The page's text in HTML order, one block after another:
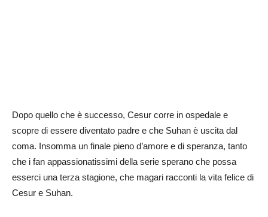
Dopo quello che è successo, Cesur corre in ospedale e
scopre di essere diventato padre e che Suhan è uscita dal
coma. Insomma un finale pieno d’amore e di speranza, tanto
che i fan appassionatissimi della serie sperano che possa
esserci una terza stagione, che magari racconti la vita felice di
Cesur e Suhan.